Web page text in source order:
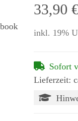
33,90
inkl. 19%
Sofort
Lieferzeit: